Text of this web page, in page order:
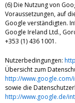
(6) Die Nutzung von
Voraussetzungen, auf
Google verständigten.
Google Ireland Ltd.,
+353 (1) 436 1001.
Nutzerbedingungen:
Übersicht zum
http://
sowie die
http://www.google.de/